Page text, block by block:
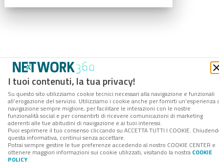
I tuoi contenuti, la tua privacy!
Su questo sito utilizziamo cookie tecnici necessari alla navigazione e funzionali
all’erogazione del servizio. Utilizziamo i cookie anche per fornirti un’esperienza
navigazione sempre migliore, per facilitare le interazioni con le nostre
funzionalità social e per consentirti di ricevere comunicazioni di marketing
aderenti alle tue abitudini di navigazione e ai tuoi interessi.
Puoi esprimere il tuo consenso cliccando su ACCETTA TUTTI I COOKIE.
questa informativa, continui senza accettare.
Potrai sempre gestire le tue preferenze accedendo al nostro COOKIE CENTER e
ottenere maggiori informazioni sui cookie utilizzati, visitando la nostra COOKIE
POLICY.